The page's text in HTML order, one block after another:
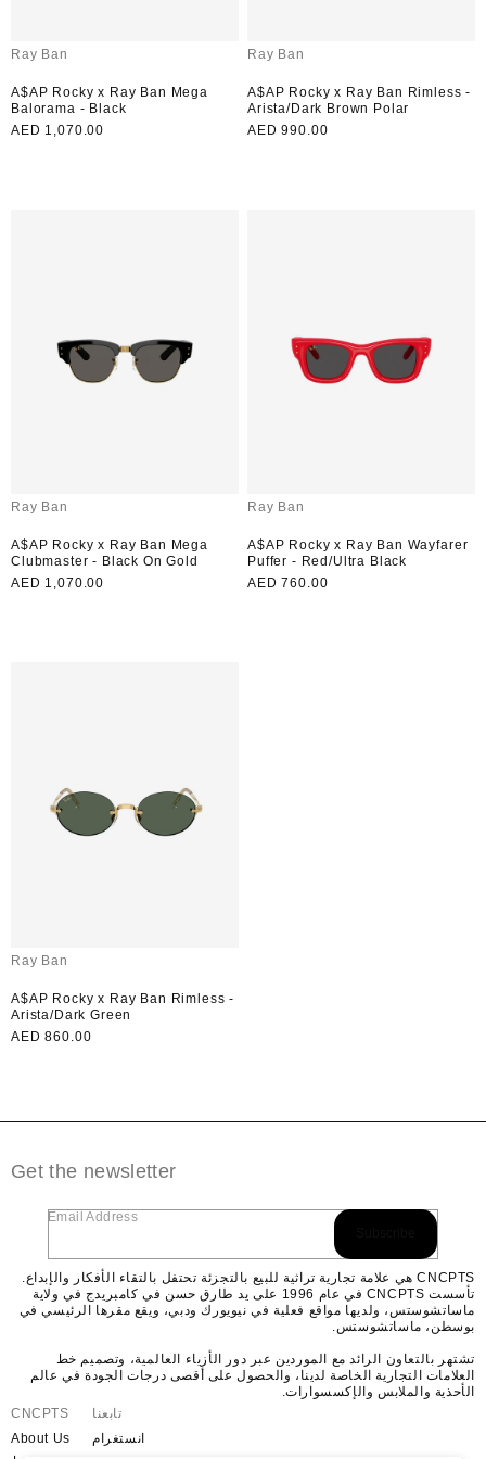
بائع:
Ray Ban
A$AP Rocky x Ray Ban Mega
Balorama - Black
لون:
سعر
AED 1,070.00
بائع:
Ray Ban
A$AP Rocky x Ray Ban Rimless -
Arista/Dark Brown Polar
لون:
سعر
AED 990.00
بائع:
Ray Ban
A$AP Rocky x Ray Ban Mega
Clubmaster - Black On Gold
لون:
سعر
AED 1,070.00
بائع:
Ray Ban
A$AP Rocky x Ray Ban Wayfarer
Puffer - Red/Ultra Black
لون:
سعر
AED 760.00
بائع:
Ray Ban
A$AP Rocky x Ray Ban Rimless -
Arista/Dark Green
لون:
سعر
AED 860.00
Get the newsletter
Email Address
CNCPTS هي علامة تجارية تراثية للبيع بالتجزئة تحتفل بالتقاء الأفكار والإبداع.
تأسست CNCPTS في عام 1996 على يد طارق حسن في كامبريدج في ولاية
ماساتشوستس، ولديها مواقع فعلية في نيويورك ودبي، ويقع مقرها الرئيسي في
بوسطن، ماساتشوستس.
تشتهر بالتعاون الرائد مع الموردين عبر دور الأزياء العالمية، وتصميم خط
العلامات التجارية الخاصة لدينا، والحصول على أقصى درجات الجودة في عالم
الأحذية والملابس والإكسسوارات.
CNCPTS
About Us
تابعنا
انستغرام